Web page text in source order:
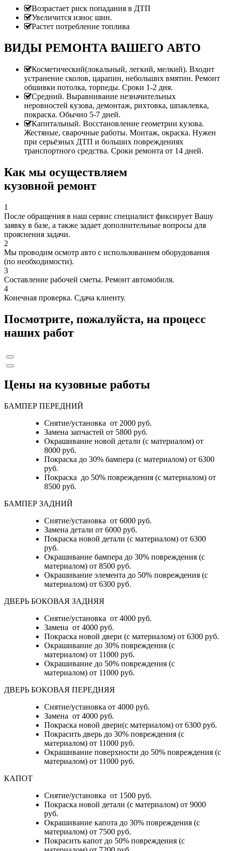
Возрастает риск попадания в ДТП
Увеличится износ шин.
Растет потребление топлива
ВИДЫ РЕМОНТА ВАШЕГО АВТО
Косметический(локальный, легкий, мелкий). Входит
устранение сколов, царапин, небольших вмятин. Ремонт
обшивки потолка, торпеды. Сроки 1-2 дня.
Средний. Выравнивание незначительных
неровностей кузова, демонтаж, рихтовка, шпаклевка,
покраска. Обычно 5-7 дней.
Капитальный. Восстановление геометрии кузова.
Жестяные, сварочные работы. Монтаж, окраска. Нужен
при серьёзных ДТП и больших повреждениях
транспортного средства. Сроки ремонта от 14 дней.
Как мы осуществляем
кузовной ремонт
1
После обращения в наш сервис специалист фиксирует Вашу
заявку в базе, а также задает дополнительные вопросы для
прояснения задачи.
2
Мы проводим осмотр авто с использованием оборудования
(по необходимости).
3
Составление рабочей сметы. Ремонт автомобиля.
4
Конечная проверка. Сдача клиенту.
Посмотрите, пожалуйста, на процесс
наших работ
Цены на кузовные работы
БАМПЕР ПЕРЕДНИЙ
Снятие/установка от 2000 руб.
Замена запчастей от 5800 руб.
Окрашивание новой детали (с материалом) от
8000 руб.
Покраска до 30% бампера (с материалом) от 6300
руб.
Покраска до 50% повреждения (с материалом) от
8500 руб.
БАМПЕР ЗАДНИЙ
Снятие/установка от 6000 руб.
Замена детали от 6000 руб.
Покраска новой детали (с материалом) от 6300
руб.
Окрашивание бампера до 30% повреждения (с
материалом) от 8500 руб.
Окрашивание элемента до 50% повреждения (с
материалом) от 6300 руб.
ДВЕРЬ БОКОВАЯ ЗАДНЯЯ
Снятие/установка от 4000 руб.
Замена от 4000 руб.
Покраска новой двери (с материалом) от 6300 руб.
Окрашивание до 30% повреждения (с
материалом) от 11000 руб.
Окрашивание до 50% повреждения (с
материалом) от 11000 руб.
ДВЕРЬ БОКОВАЯ ПЕРЕДНЯЯ
Снятие/установка от 4000 руб.
Замена от 4000 руб.
Покраска новой двери(с материалом) от 6300 руб.
Покрасить дверь до 30% повреждения (с
материалом) от 11000 руб.
Окрашивание поверхности до 50% повреждения (с
материалом) от 11000 руб.
КАПОТ
Снятие/установка от 1500 руб.
Покраска новой детали (с материалом) от 9000
руб.
Окрашивание капота до 30% повреждения (с
материалом) от 7500 руб.
Покрасить капот до 50% повреждения (с